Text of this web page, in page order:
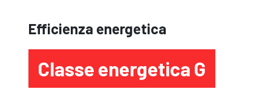
Efficienza energetica
Classe energetica G